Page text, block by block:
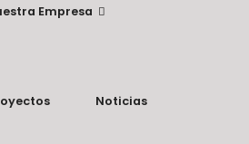
Empresa
Noticias